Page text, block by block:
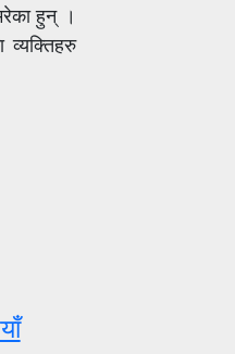
हुन् ।
व्यक्तिहरु